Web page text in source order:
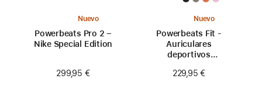
Nuevo
Powerbeats Pro 2 –
Nike Special Edition
299,95 €
Nuevo
Powerbeats Fit -
Auriculares
deportivos
ajuste seguro - Rosa
229,95 €